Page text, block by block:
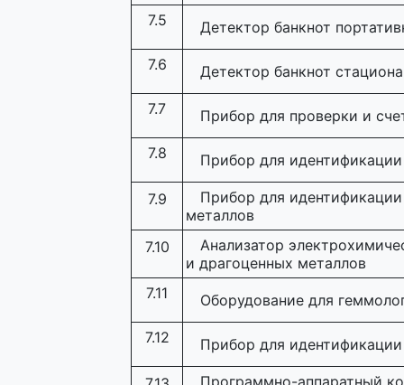
7.5
Детектор банкнот
7.6 Детектор банкнот
7.7 Прибор для проверки и
7.8 Прибор для
7.9
Прибор для
металлов
7.10
Анализатор
и драгоценных металлов
7.11
Оборудование для
7.12 Прибор для
Программно-аппаратный